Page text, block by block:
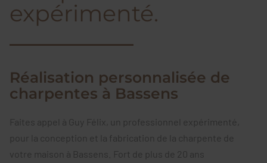
expérimenté.
Réalisation personnalisée de
charpentes à Bassens
Faites appel à Guy Félix, un professionnel expérimenté,
pour la conception et la fabrication de la charpente de
votre maison à Bassens. Fort de plus de 20 ans